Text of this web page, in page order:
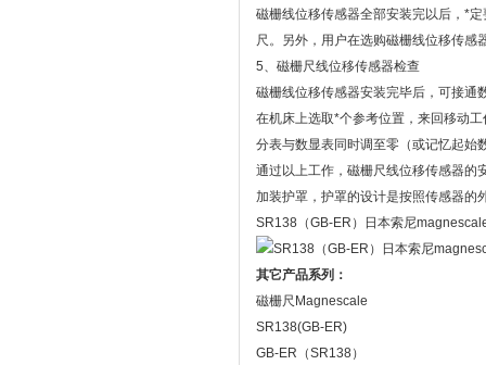
磁栅线位移传感器全部安装完以后，*
尺。另外，用户在选购磁栅线位移传感
5、磁栅尺线位移传感器检查
磁栅线位移传感器安装完毕后，可接通
在机床上选取*个参考位置，来回移动
分表与数显表同时调至零（或记忆起始
通过以上工作，磁栅尺线位移传感器的
加装护罩，护罩的设计是按照传感器的
SR138（GB-ER）日本索尼
其它产品系列：
磁栅尺Magnescale
SR138(GB-ER)
GB-ER（SR138）